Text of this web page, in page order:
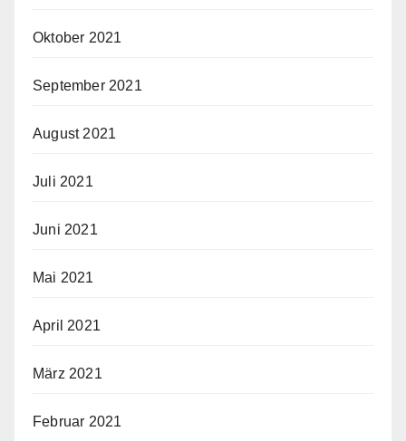
Oktober 2021
September 2021
August 2021
Juli 2021
Juni 2021
Mai 2021
April 2021
März 2021
Februar 2021